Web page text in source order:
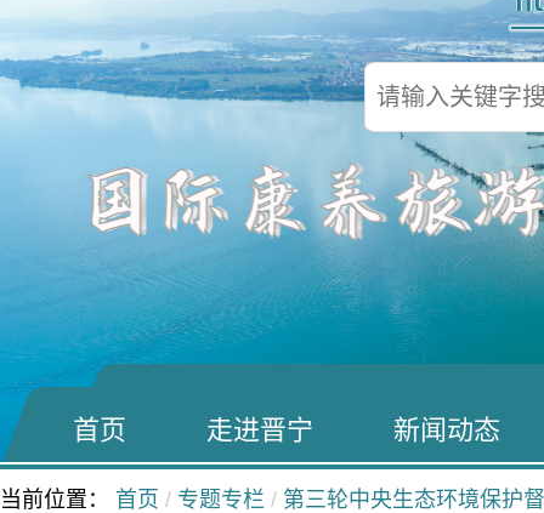
首页 走进晋宁 新闻动态
当前位置： 首页 / 专题专栏 / 第三轮中央生态环境保护